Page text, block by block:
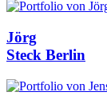
Jörg
Steck Berlin